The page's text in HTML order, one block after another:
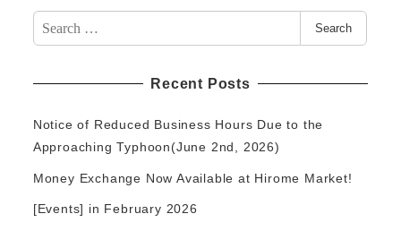
Search
for:
Search
Recent Posts
Notice of Reduced Business Hours Due to the
Approaching Typhoon(June 2nd, 2026)
Money Exchange Now Available at Hirome Market!
[Events] in February 2026